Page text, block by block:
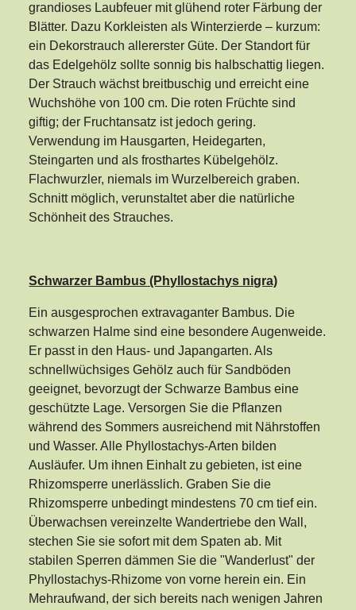
grandioses Laubfeuer mit glühend roter Färbung der
Blätter. Dazu Korkleisten als Winterzierde – kurzum:
ein Dekorstrauch allererster Güte. Der Standort für
das Edelgehölz sollte sonnig bis halbschattig liegen.
Der Strauch wächst breitbuschig und erreicht eine
Wuchshöhe von 100 cm. Die roten Früchte sind
giftig; der Fruchtansatz ist jedoch gering.
Verwendung im Hausgarten, Heidegarten,
Steingarten und als frosthartes Kübelgehölz.
Flachwurzler, niemals im Wurzelbereich graben.
Schnitt möglich, verunstaltet aber die natürliche
Schönheit des Strauches.
Schwarzer Bambus (Phyllostachys nigra)
Ein ausgesprochen extravaganter Bambus. Die
schwarzen Halme sind eine besondere Augenweide.
Er passt in den Haus- und Japangarten. Als
schnellwüchsiges Gehölz auch für Sandböden
geeignet, bevorzugt der Schwarze Bambus eine
geschützte Lage. Versorgen Sie die Pflanzen
während des Sommers ausreichend mit Nährstoffen
und Wasser. Alle Phyllostachys-Arten bilden
Ausläufer. Um ihnen Einhalt zu gebieten, ist eine
Rhizomsperre unerlässlich. Graben Sie die
Rhizomsperre unbedingt mindestens 70 cm tief ein.
Überwachsen vereinzelte Wandertriebe den Wall,
stechen Sie sie sofort mit dem Spaten ab. Mit
stabilen Sperren dämmen Sie die "Wanderlust" der
Phyllostachys-Rhizome von vorne herein ein. Ein
Mehraufwand, der sich bereits nach wenigen Jahren